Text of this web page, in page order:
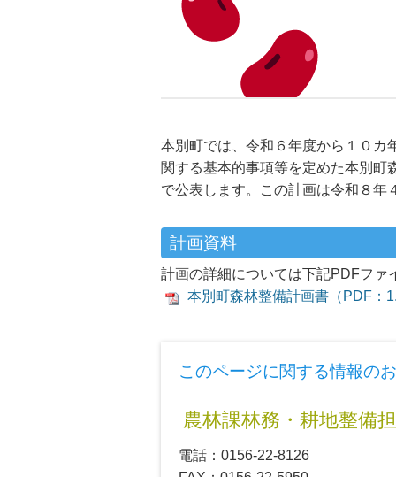
本別町では、令和６年度から１０カ
関する基本的事項等を定めた本別町
で公表します。この計画は令和８年
計画資料
計画の詳細については下記PDFファ
本別町森林整備計画書（PDF：
このページに関する情報の
農林課林務・耕地整備
電話：0156-22-8126